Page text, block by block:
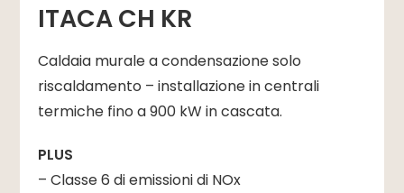
ITACA CH KR
Caldaia murale a condensazione solo
riscaldamento – installazione in centrali
termiche fino a 900 kW in cascata.
PLUS
– Classe 6 di emissioni di NOx